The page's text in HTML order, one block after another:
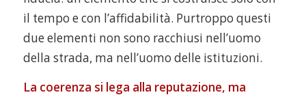
il tempo e con l’affidabilità. Purtroppo questi
due elementi non sono racchiusi nell’uomo
della strada, ma nell’uomo delle istituzioni.
La coerenza si lega alla reputazione, ma